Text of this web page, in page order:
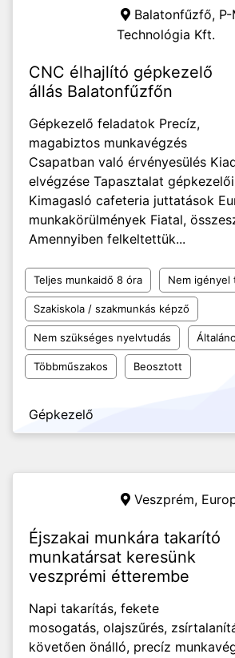
Balatonfűzfő,
Technológia Kft.
CNC élhajlító gépkezelő
állás Balatonfűzfőn
Gépkezelő feladatok Precíz,
magabiztos munkavégzés
Csapatban való érvényesülés
elvégzése Tapasztalat
Kimagasló cafeteria juttatások
munkakörülmények Fiatal,
Amennyiben felkeltettük...
Teljes munkaidő 8 óra Nem igényel
Szakiskola / szakmunkás képző
Nem szükséges nyelvtudás
Többműszakos Beosztott
Gépkezelő
Veszprém,
Éjszakai munkára takarító
munkatársat keresünk
veszprémi étterembe
Napi takarítás, fekete
mosogatás, olajszűrés,
követően önálló, precíz